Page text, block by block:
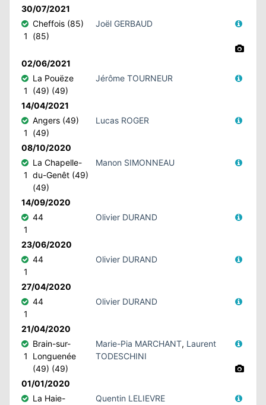
30/07/2021
1
Cheffois (85)
(85)
Joël GERBAUD
02/06/2021
1
La Pouëze
(49) (49)
Jérôme TOURNEUR
14/04/2021
1
Angers (49)
(49)
Lucas ROGER
08/10/2020
1
La Chapelle-
du-Genêt (49)
(49)
Manon SIMONNEAU
14/09/2020
1
44 Olivier DURAND
23/06/2020
1
44 Olivier DURAND
27/04/2020
1
44 Olivier DURAND
21/04/2020
1
Brain-sur-
Longuenée
(49) (49)
Marie-Pia MARCHANT, Laurent
TODESCHINI
01/01/2020
La Haie-
Quentin LELIEVRE